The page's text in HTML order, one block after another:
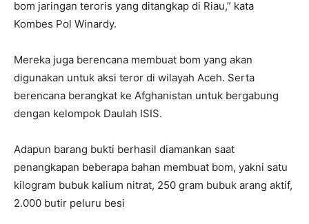
bom jaringan teroris yang ditangkap di Riau,” kata
Kombes Pol Winardy.
Mereka juga berencana membuat bom yang akan
digunakan untuk aksi teror di wilayah Aceh. Serta
berencana berangkat ke Afghanistan untuk bergabung
dengan kelompok Daulah ISIS.
Adapun barang bukti berhasil diamankan saat
penangkapan beberapa bahan membuat bom, yakni satu
kilogram bubuk kalium nitrat, 250 gram bubuk arang aktif,
2.000 butir peluru besi